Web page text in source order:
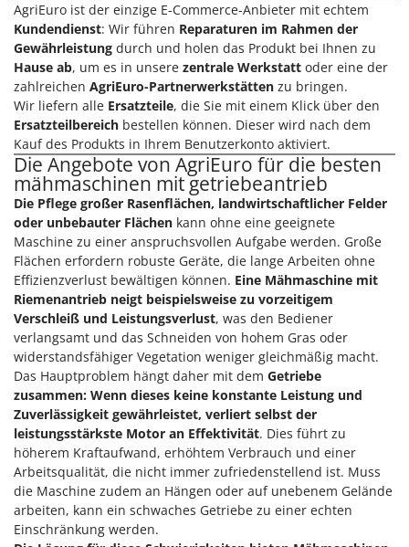
AgriEuro ist der einzige E-Commerce-Anbieter mit echtem
Kundendienst: Wir führen Reparaturen im Rahmen der
Gewährleistung durch und holen das Produkt bei Ihnen zu
Hause ab, um es in unsere zentrale Werkstatt oder eine der
zahlreichen AgriEuro-Partnerwerkstätten zu bringen.
Wir liefern alle Ersatzteile, die Sie mit einem Klick über den
Ersatzteilbereich bestellen können. Dieser wird nach dem
Kauf des Produkts in Ihrem Benutzerkonto aktiviert.
Die Angebote von AgriEuro für die besten
mähmaschinen mit getriebeantrieb
Die Pflege großer Rasenflächen, landwirtschaftlicher Felder
oder unbebauter Flächen kann ohne eine geeignete
Maschine zu einer anspruchsvollen Aufgabe werden. Große
Flächen erfordern robuste Geräte, die lange Arbeiten ohne
Effizienzverlust bewältigen können. Eine Mähmaschine mit
Riemenantrieb neigt beispielsweise zu vorzeitigem
Verschleiß und Leistungsverlust, was den Bediener
verlangsamt und das Schneiden von hohem Gras oder
widerstandsfähiger Vegetation weniger gleichmäßig macht.
Das Hauptproblem hängt daher mit dem Getriebe
zusammen: Wenn dieses keine konstante Leistung und
Zuverlässigkeit gewährleistet, verliert selbst der
leistungsstärkste Motor an Effektivität. Dies führt zu
höherem Kraftaufwand, erhöhtem Verbrauch und einer
Arbeitsqualität, die nicht immer zufriedenstellend ist. Muss
die Maschine zudem an Hängen oder auf unebenem Gelände
arbeiten, kann ein schwaches Getriebe zu einer echten
Einschränkung werden.